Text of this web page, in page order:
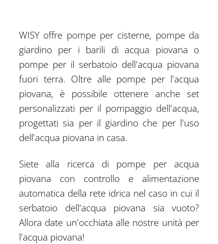
WISY offre pompe per cisterne, pompe da
giardino per i barili di acqua piovana o
pompe per il serbatoio dell'acqua piovana
fuori terra. Oltre alle pompe per l'acqua
piovana, è possibile ottenere anche set
personalizzati per il pompaggio dell'acqua,
progettati sia per il giardino che per l'uso
dell'acqua piovana in casa.
Siete alla ricerca di pompe per acqua
piovana con controllo e alimentazione
automatica della rete idrica nel caso in cui il
serbatoio dell'acqua piovana sia vuoto?
Allora date un'occhiata alle nostre unità per
l'acqua piovana!